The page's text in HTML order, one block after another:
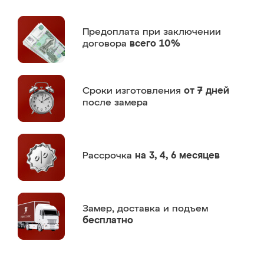
Предоплата при заключении
договора всего 10%
Сроки изготовления от 7 дней
после замера
Рассрочка на 3, 4, 6 месяцев
Замер, доставка и подъем
бесплатно